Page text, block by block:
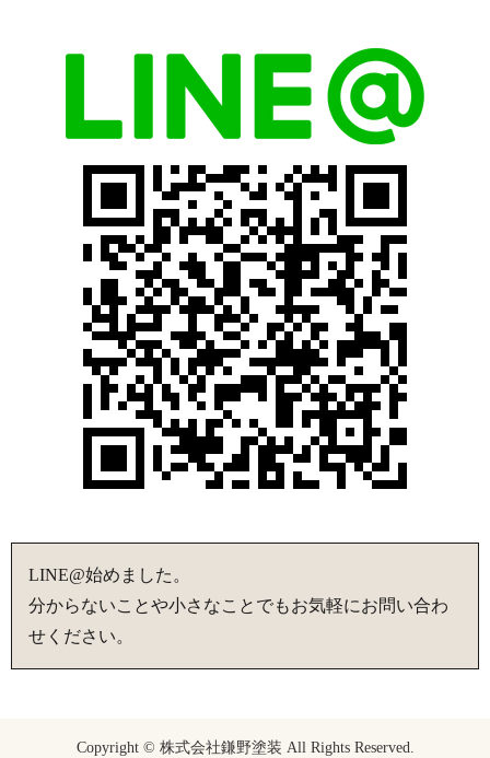
LINE@始めました。
分からないことや小さなことでもお気軽にお問い合わ
せください。
Copyright © 株式会社鎌野塗装 All Rights Reserved.